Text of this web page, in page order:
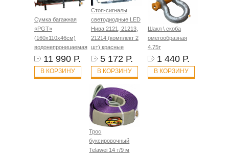
Сумка багажная
«PGT»
(160х110х46см)
водонепроницаемая
11 990 Р.
В КОРЗИНУ
Стоп-сигналы
светодиодные LED
Нива 2121, 21213,
21214 (комплект 2
шт) красные
5 172 Р.
В КОРЗИНУ
Шакл \ скоба
омегообразная
4.75т
1 440 Р.
В КОРЗИНУ
Трос
буксировочный
Telawei 14 т/9 м